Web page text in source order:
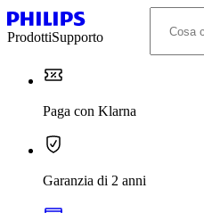
ProdottiSupporto
Paga con Klarna
Garanzia di 2 anni